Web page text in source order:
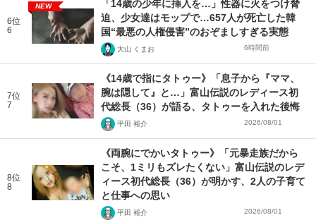
6位
6
NEW
「14歳の少年に挿入を…」性器に火をつけ脅
迫、少女達はモップで…657人が死亡した韓
国“最悪の人権侵害”のおぞましすぎる実態
大山 くまお 6時間前
7位
7
《14歳で指にタトゥー》「息子から『ママ、
腕は隠して』と…」富山伝説のレディース初
代総長（36）が語る、タトゥーを入れた後悔
平田 裕介 2026/08/01
8位
8
《両腕にでかいタトゥー》「元暴走族だから
こそ、1ミリもズレたくない」富山伝説のレデ
ィース初代総長（36）が明かす、2人の子育て
と仕事への思い
平田 裕介 2026/08/01